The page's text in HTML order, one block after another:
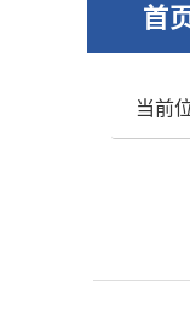
首
当前